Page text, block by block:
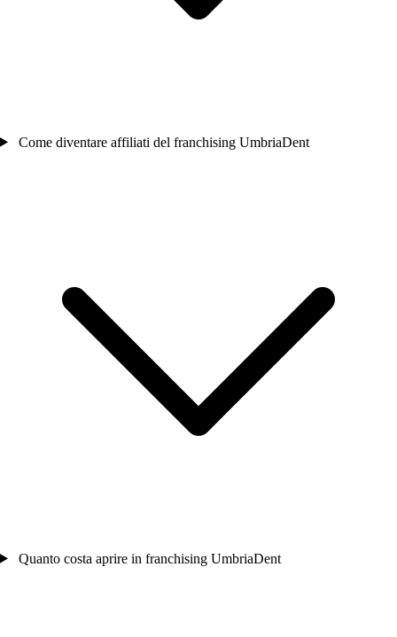
Come diventare affiliati del franchising UmbriaDent
Quanto costa aprire in franchising UmbriaDent